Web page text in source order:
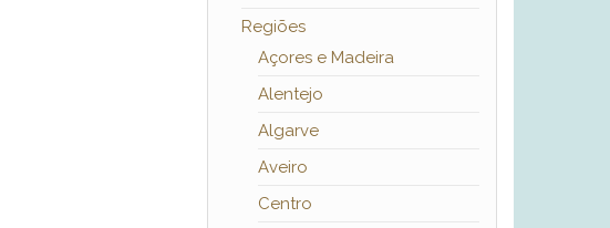
Regiões
Açores e Madeira
Alentejo
Algarve
Aveiro
Centro